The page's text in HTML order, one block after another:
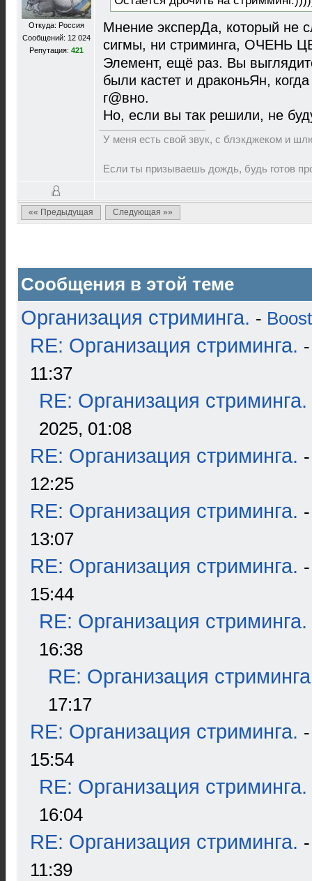
Откуда: Россия
Сообщений: 12 024
Репутация: 421
Мнение эксперДа, который не
сигмы, ни стриминга, ОЧЕНЬ
Элемент, ещё раз. Вы
были кастет и драконьЯн,
г@вно.
Но, если вы так решили, не
У меня есть свой звук, с блэкджеком и
Если ты призываешь дождь, будь готов
«« Предыдущая Следующая »»
Сообщения в этой теме
Организация стриминга. -
RE: Организация стриминга.
11:37
RE: Организация стриминга.
2025, 01:08
RE: Организация стриминга.
12:25
RE: Организация стриминга.
13:07
RE: Организация стриминга.
15:44
RE: Организация стриминга.
16:38
RE: Организация
17:17
RE: Организация стриминга.
15:54
RE: Организация стриминга.
16:04
RE: Организация стриминга.
11:39